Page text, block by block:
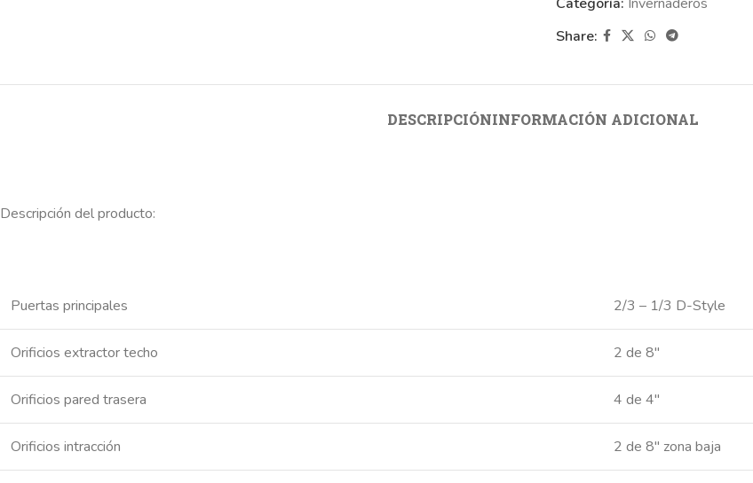
Share:
DESCRIPCIÓNINFORMACIÓN ADICIONAL
Descripción del producto:
Puertas principales 2/3 – 1/3 D-Style
Orificios extractor techo 2 de 8″
Orificios pared trasera 4 de 4″
Orificios intracción 2 de 8″ zona baja